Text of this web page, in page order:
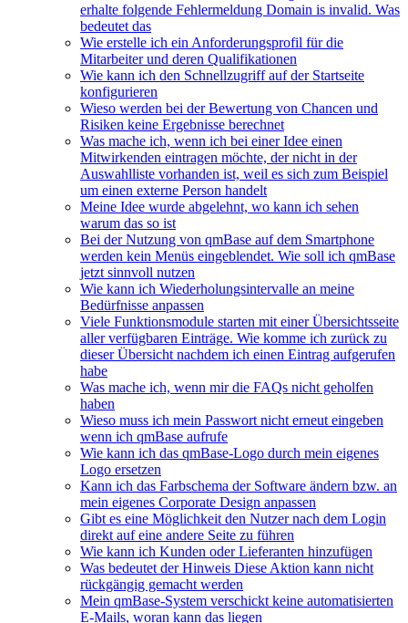
erhalte folgende Fehlermeldung Domain is invalid. Was
bedeutet das
Wie erstelle ich ein Anforderungsprofil für die
Mitarbeiter und deren Qualifikationen
Wie kann ich den Schnellzugriff auf der Startseite
konfigurieren
Wieso werden bei der Bewertung von Chancen und
Risiken keine Ergebnisse berechnet
Was mache ich, wenn ich bei einer Idee einen
Mitwirkenden eintragen möchte, der nicht in der
Auswahlliste vorhanden ist, weil es sich zum Beispiel
um einen externe Person handelt
Meine Idee wurde abgelehnt, wo kann ich sehen
warum das so ist
Bei der Nutzung von qmBase auf dem Smartphone
werden kein Menüs eingeblendet. Wie soll ich qmBase
jetzt sinnvoll nutzen
Wie kann ich Wiederholungsintervalle an meine
Bedürfnisse anpassen
Viele Funktionsmodule starten mit einer Übersichtsseite
aller verfügbaren Einträge. Wie komme ich zurück zu
dieser Übersicht nachdem ich einen Eintrag aufgerufen
habe
Was mache ich, wenn mir die FAQs nicht geholfen
haben
Wieso muss ich mein Passwort nicht erneut eingeben
wenn ich qmBase aufrufe
Wie kann ich das qmBase-Logo durch mein eigenes
Logo ersetzen
Kann ich das Farbschema der Software ändern bzw. an
mein eigenes Corporate Design anpassen
Gibt es eine Möglichkeit den Nutzer nach dem Login
direkt auf eine andere Seite zu führen
Wie kann ich Kunden oder Lieferanten hinzufügen
Was bedeutet der Hinweis Diese Aktion kann nicht
rückgängig gemacht werden
Mein qmBase-System verschickt keine automatisierten
E-Mails, woran kann das liegen